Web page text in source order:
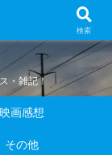
・雑記！
映画感想
その他
検索